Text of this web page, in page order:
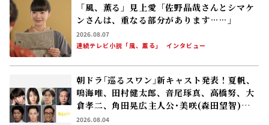
「風、薫る」見上愛「佐野晶哉さんとシマケ
ンさんは、重なる部分があります……」
2026.08.07
連続テレビ小説「風、薫る」
インタビュー
朝ドラ｢巡るスワン｣新キャスト発表！夏帆、
鳴海唯、田村健太郎、音尾琢真、高橋努、大
倉孝二、角田晃広――主人公･美咲(森田望智)が
交流する警察署の人々 2027年度前期放送
2026.08.04